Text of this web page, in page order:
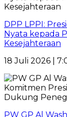
DPP LPPI:
Nyata kepada
Kesejahteraan
18 Juli 2026 |
PW GP Al